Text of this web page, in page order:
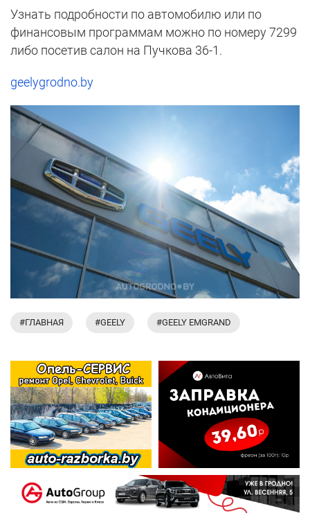
Узнать подробности по автомобилю или по
финансовым программам можно по номеру 7299
либо посетив салон на Пучкова 36-1.
geelygrodno.by
#ГЛАВНАЯ #GEELY #GEELY EMGRAND